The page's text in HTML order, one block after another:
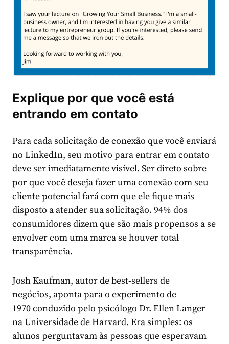
Explique por que você está
entrando em contato
Para cada solicitação de conexão que você enviará
no LinkedIn, seu motivo para entrar em contato
deve ser imediatamente visível. Ser direto sobre
por que você deseja fazer uma conexão com seu
cliente potencial fará com que ele fique mais
disposto a atender sua solicitação. 94% dos
consumidores dizem que são mais propensos a se
envolver com uma marca se houver total
transparência.
Josh Kaufman, autor de best-sellers de
negócios, aponta para o experimento de
1970conduzido pelo psicólogo Dr. Ellen Langer
na Universidade de Harvard. Era simples: os
alunos perguntavam às pessoas que esperavam